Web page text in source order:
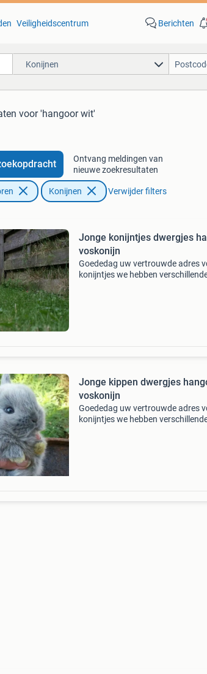
Veiligheidscentrum Berichten
Konijnen
voor 'hangoor wit'
Ontvang meldingen van
nieuwe zoekresultaten
Konijnen Verwijder filters
Jonge konijntjes dwergjes
voskonijn
Goededag uw vertrouwde adres
konijntjes we hebben
Jonge kippen dwergjes
voskonijn
Goededag uw vertrouwde adres
konijntjes we hebben